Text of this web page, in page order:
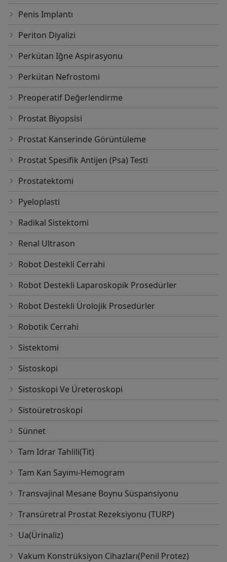
Penis Implantı
Periton Diyalizi
Perkütan Iğne Aspirasyonu
Perkütan Nefrostomi
Preoperatif Değerlendirme
Prostat Biyopsisi
Prostat Kanserinde Görüntüleme
Prostat Spesifik Antijen (Psa) Testi
Prostatektomi
Pyeloplasti
Radikal Sistektomi
Renal Ultrason
Robot Destekli Cerrahi
Robot Destekli Laparoskopik Prosedürler
Robot Destekli Ürolojik Prosedürler
Robotik Cerrahi
Sistektomi
Sistoskopi
Sistoskopi Ve Üreteroskopi
Sistoüretroskopi
Sünnet
Tam Idrar Tahlili(Tit)
Tam Kan Sayımı-Hemogram
Transvajinal Mesane Boynu Süspansiyonu
Transüretral Prostat Rezeksiyonu (TURP)
Ua(Ürinaliz)
Vakum Konstrüksiyon Cihazları(Penil Protez)